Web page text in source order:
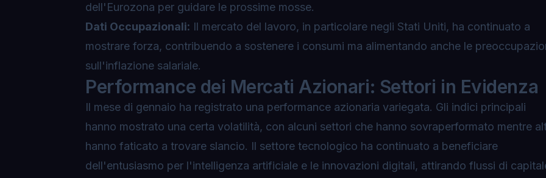
dell'Eurozona per guidare le prossime mosse.
Dati Occupazionali: Il mercato del lavoro, in particolare negli Stati Uniti, ha continuato a
mostrare forza, contribuendo a sostenere i consumi ma alimentando anche le
sull'inflazione salariale.
Performance dei Mercati Azionari: Settori in Evidenza
Il mese di gennaio ha registrato una performance azionaria variegata. Gli indici principali
hanno mostrato una certa volatilità, con alcuni settori che hanno sovraperformato mentre
hanno faticato a trovare slancio. Il settore tecnologico ha continuato a beneficiare
dell'entusiasmo per l'intelligenza artificiale e le innovazioni digitali, attirando flussi di